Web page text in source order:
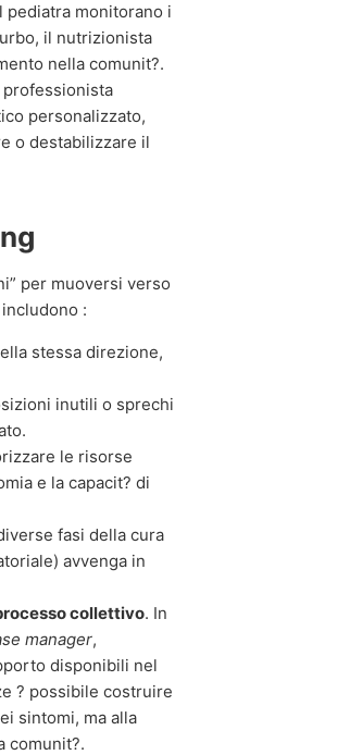
monitorano i
il nutrizionista
nella comunit?.
professionista
personalizzato,
o destabilizzare il
per muoversi verso
:
stessa direzione,
inutili o sprechi
le risorse
e la capacit? di
fasi della cura
avvenga in
collettivo. In
manager,
disponibili nel
? possibile costruire
sintomi, ma alla
comunit?.